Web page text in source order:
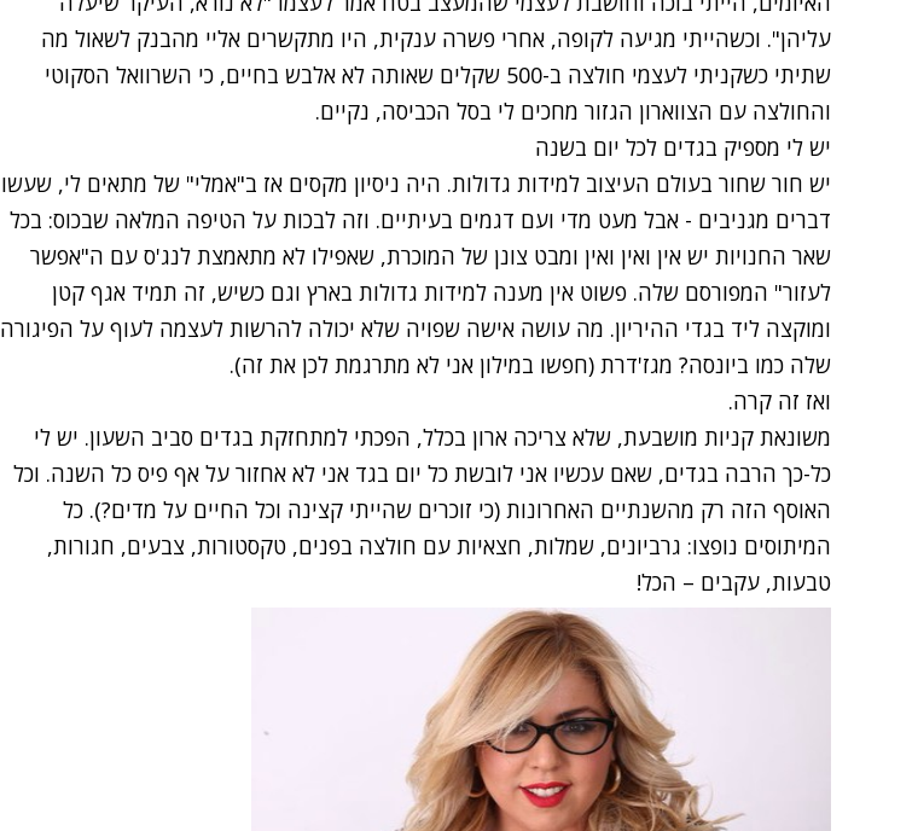
עליהן". וכשהייתי מגיעה לקופה, אחרי פשרה ענקית, היו מתקשרים אליי מהבנק לשאול מה
שתיתי כשקניתי לעצמי חולצה ב-500 שקלים שאותה לא אלבש בחיים, כי השרוואל הסקוטי
והחולצה עם הצווארון הגזור מחכים לי בסל הכביסה, נקיים.
יש לי מספיק בגדים לכל יום בשנה
יש חור שחור בעולם העיצוב למידות גדולות. היה ניסיון מקסים אז ב"אמלי" של מתאים לי, שעשו
דברים מגניבים - אבל מעט מדי ועם דגמים בעיתיים. וזה לבכות על הטיפה המלאה שבכוס: בכל
שאר החנויות יש אין ואין ואין ומבט צונן של המוכרת, שאפילו לא מתאמצת לנג'ס עם ה"אפשר
לעזור" המפורסם שלה. פשוט אין מענה למידות גדולות בארץ וגם כשיש, זה תמיד אגף קטן
ומוקצה ליד בגדי ההיריון. מה עושה אישה שפויה שלא יכולה להרשות לעצמה לעוף על הפיגורה
שלה כמו ביונסה? מגז'דרת (חפשו במילון אני לא מתרגמת לכן את זה).
ואז זה קרה.
משונאת קניות מושבעת, שלא צריכה ארון בכלל, הפכתי למתחזקת בגדים סביב השעון. יש לי
כל-כך הרבה בגדים, שאם עכשיו אני לובשת כל יום בגד אני לא אחזור על אף פיס כל השנה. וכל
האוסף הזה רק מהשנתיים האחרונות (כי זוכרים שהייתי קצינה וכל החיים על מדים?). כל
המיתוסים נופצו: גרביונים, שמלות, חצאיות עם חולצה בפנים, טקסטורות, צבעים, חגורות,
טבעות, עקבים – הכל!